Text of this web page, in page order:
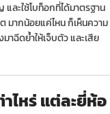
ละใช้โบท็อกที่ได้มาตรฐาน
มากน้อยแค่ไหน ก็เห็นความ
าฉีดย้ำให้เจ็บตัว และเสีย
ไหร่ แต่ละยี่ห้อ